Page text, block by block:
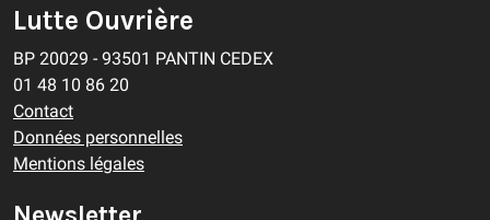
Lutte Ouvrière
BP 20029 - 93501 PANTIN CEDEX
01 48 10 86 20
Contact
Données personnelles
Mentions légales